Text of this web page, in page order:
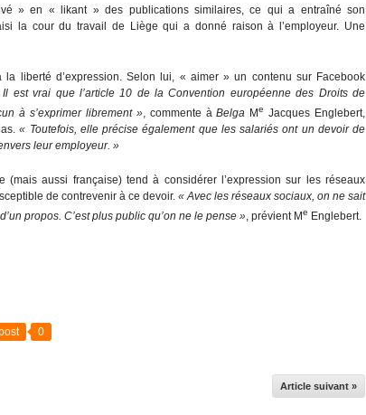
» en « likant » des publications similaires, ce qui a entraîné son
la cour du travail de Liège qui a donné raison à l’employeur. Une
liberté d’expression. Selon lui, « aimer » un contenu sur Facebook
est vrai que l’article 10 de la Convention européenne des Droits de
à s’exprimer librement », commente àBelga Me Jacques Englebert,
« Toutefois, elle précise également que les salariés ont un devoir de
leur employeur. »
(mais aussi française) tend à considérer l’expression sur les réseaux
de contrevenir à ce devoir. « Avec les réseaux sociaux, on ne sait
propos. C’est plus public qu’on ne le pense », prévient Me Englebert.
0
Article suivant »